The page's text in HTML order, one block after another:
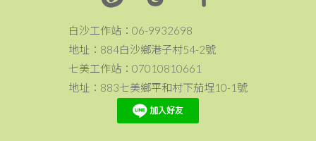
白沙工作站：06-9932698
地址：884白沙鄉港子村54-2號
七美工作站：07010810661
地址：883七美鄉平和村下茄埕10-1號